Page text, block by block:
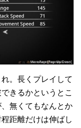
。長くプレイして
きるかというとこ
無くてもなんとか
距離だけは伸ばし